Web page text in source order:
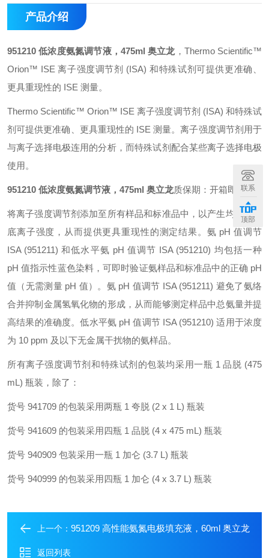
产品介绍
951210 低浓度氨氮调节液，475ml 奥立龙 ，Thermo Scientific™
Orion™ ISE 离子强度调节剂 (ISA) 和特殊试剂可提供更准确、
更具重现性的 ISE 测量。
Thermo Scientific™ Orion™ ISE 离子强度调节剂 (ISA) 和特殊试
剂可提供更准确、更具重现性的 ISE 测量。离子强度调节剂用于
与离子选择电极连用的分析，而特殊试剂配合某些离子选择电极
使用。
951210 低浓度氨氮调节液，475ml 奥立龙质保期：开箱即用
将离子强度调节剂添加至所有样品和标准品中，以产生均一的本
底离子强度，从而提供更具重现性的测定结果。氨 pH 值调节
ISA (951211) 和低水平氨 pH 值调节 ISA (951210) 均包括一种
pH 值指示性蓝色染料，可即时验证氨样品和标准品中的正确 pH
值（无需测量 pH 值）。氨 pH 值调节 ISA (951211) 避免了氨络
合并抑制金属氢氧化物的形成，从而能够测定样品中总氨量并提
高结果的准确度。低水平氨 pH 值调节 ISA (951210) 适用于浓度
为 10 ppm 及以下无金属干扰物的氨样品。
所有离子强度调节剂和特殊试剂的包装均采用一瓶 1 品脱 (475
mL) 瓶装，除了：
货号 941709 的包装采用两瓶 1 夸脱 (2 x 1 L) 瓶装
货号 941609 的包装采用四瓶 1 品脱 (4 x 475 mL) 瓶装
货号 940909 包装采用一瓶 1 加仑 (3.7 L) 瓶装
货号 940999 的包装采用四瓶 1 加仑 (4 x 3.7 L) 瓶装
上一个： 951209 高性能氨氮电极填充液，60ml 奥立龙
返回列表
联系
顶部